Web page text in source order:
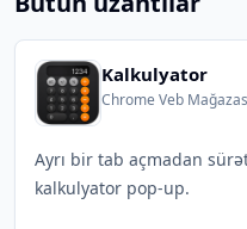
Kalkulyator
Chrome Veb
Ayrı bir tab açmadan
kalkulyator pop-up.